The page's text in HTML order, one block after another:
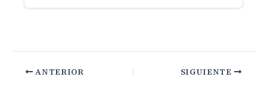
ANTERIOR SIGUIENTE